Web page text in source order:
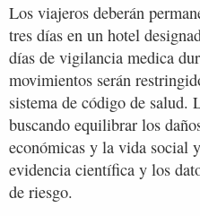
Los viajeros deberán
tres días en un hotel
días de vigilancia medica
movimientos serán
sistema de código de salud.
buscando equilibrar los
económicas y la vida social
evidencia científica y los
de riesgo.